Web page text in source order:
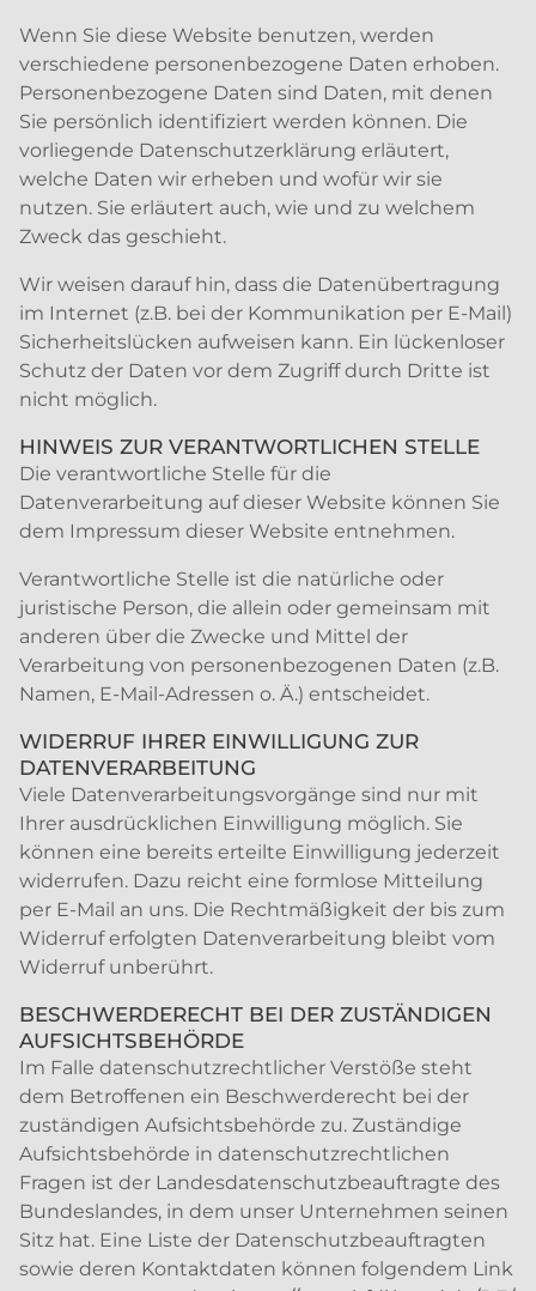
Wenn Sie diese Website benutzen, werden
verschiedene personenbezogene Daten erhoben.
Personenbezogene Daten sind Daten, mit denen
Sie persönlich identifiziert werden können. Die
vorliegende Datenschutzerklärung erläutert,
welche Daten wir erheben und wofür wir sie
nutzen. Sie erläutert auch, wie und zu welchem
Zweck das geschieht.
Wir weisen darauf hin, dass die Datenübertragung
im Internet (z.B. bei der Kommunikation per E-Mail)
Sicherheitslücken aufweisen kann. Ein lückenloser
Schutz der Daten vor dem Zugriff durch Dritte ist
nicht möglich.
HINWEIS ZUR VERANTWORTLICHEN STELLE
Die verantwortliche Stelle für die
Datenverarbeitung auf dieser Website können Sie
dem Impressum dieser Website entnehmen.
Verantwortliche Stelle ist die natürliche oder
juristische Person, die allein oder gemeinsam mit
anderen über die Zwecke und Mittel der
Verarbeitung von personenbezogenen Daten (z.B.
Namen, E-Mail-Adressen o. Ä.) entscheidet.
WIDERRUF IHRER EINWILLIGUNG ZUR
DATENVERARBEITUNG
Viele Datenverarbeitungsvorgänge sind nur mit
Ihrer ausdrücklichen Einwilligung möglich. Sie
können eine bereits erteilte Einwilligung jederzeit
widerrufen. Dazu reicht eine formlose Mitteilung
per E-Mail an uns. Die Rechtmäßigkeit der bis zum
Widerruf erfolgten Datenverarbeitung bleibt vom
Widerruf unberührt.
BESCHWERDERECHT BEI DER ZUSTÄNDIGEN
AUFSICHTSBEHÖRDE
Im Falle datenschutzrechtlicher Verstöße steht
dem Betroffenen ein Beschwerderecht bei der
zuständigen Aufsichtsbehörde zu. Zuständige
Aufsichtsbehörde in datenschutzrechtlichen
Fragen ist der Landesdatenschutzbeauftragte des
Bundeslandes, in dem unser Unternehmen seinen
Sitz hat. Eine Liste der Datenschutzbeauftragten
sowie deren Kontaktdaten können folgendem Link